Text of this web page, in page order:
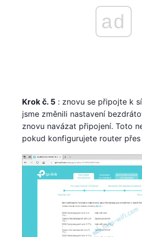
ad
Krok č. 5 : znovu se připojte k
jsme změnili nastavení
znovu navázat připojení. Toto
pokud konfigurujete router přes